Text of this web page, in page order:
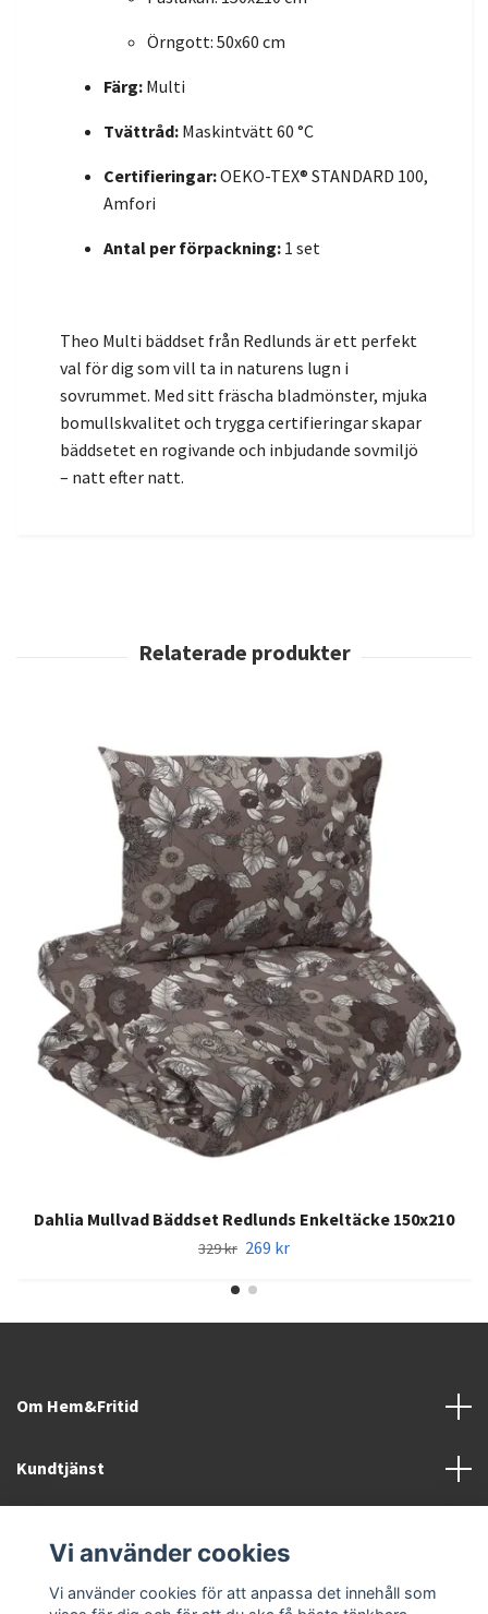
Örngott: 50x60 cm
Färg: Multi
Tvättråd: Maskintvätt 60 °C
Certifieringar:OEKO-TEX® STANDARD 100,
Amfori
Antal per förpackning: 1 set
Theo Multi bäddset från Redlunds är ett perfekt
val för dig som vill ta in naturens lugn i
sovrummet. Med sitt fräscha bladmönster, mjuka
bomullskvalitet och trygga certifieringar skapar
bäddsetet en rogivande och inbjudande sovmiljö
– natt efter natt.
Dahlia Mullvad Bäddset Redlunds Enkeltäcke 150x210
329 kr 269 kr
Om Hem&Fritid
Kundtjänst
Sociala medier
Vi använder cookies
Vi använder cookies för att anpassa det innehåll som